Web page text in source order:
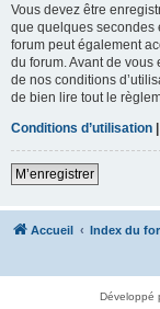
Vous devez être
que quelques secondes
forum peut également
du forum. Avant de vous
de nos conditions
de bien lire tout le
Conditions d’utilisation |
M’enregistrer
Accueil Index du
Développé